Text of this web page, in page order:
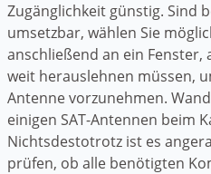
Zugänglichkeit günstig. Sind
umsetzbar, wählen Sie
anschließend an ein Fenster,
weit herauslehnen müssen,
Antenne vorzunehmen.
einigen SAT-Antennen beim
Nichtsdestotrotz ist es
prüfen, ob alle benötigten